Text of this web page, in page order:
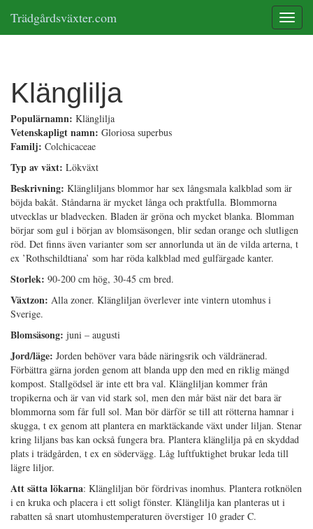
Trädgårdsväxter.com
Klänglilja
Populärnamn: Klänglilja
Vetenskapligt namn: Gloriosa superbus
Familj: Colchicaceae
Typ av växt: Lökväxt
Beskrivning: Klängliljans blommor har sex långsmala kalkblad som är
böjda bakåt. Ståndarna är mycket långa och praktfulla. Blommorna
utvecklas ur bladvecken. Bladen är gröna och mycket blanka. Blomman
börjar som gul i början av blomsäsongen, blir sedan orange och slutligen
röd. Det finns även varianter som ser annorlunda ut än de vilda arterna, t
ex ’Rothschildtiana’ som har röda kalkblad med gulfärgade kanter.
Storlek: 90-200 cm hög, 30-45 cm bred.
Växtzon: Alla zoner. Klängliljan överlever inte vintern utomhus i
Sverige.
Blomsäsong: juni – augusti
Jord/läge: Jorden behöver vara både näringsrik och väldränerad.
Förbättra gärna jorden genom att blanda upp den med en riklig mängd
kompost. Stallgödsel är inte ett bra val. Klängliljan kommer från
tropikerna och är van vid stark sol, men den mår bäst när det bara är
blommorna som får full sol. Man bör därför se till att rötterna hamnar i
skugga, t ex genom att plantera en marktäckande växt under liljan. Stenar
kring liljans bas kan också fungera bra. Plantera klänglilja på en skyddad
plats i trädgården, t ex en södervägg. Låg luftfuktighet brukar leda till
lägre liljor.
Att sätta lökarna: Klängliljan bör fördrivas inomhus. Plantera rotknölen
i en kruka och placera i ett soligt fönster. Klänglilja kan planteras ut i
rabatten så snart utomhustemperaturen överstiger 10 grader C.